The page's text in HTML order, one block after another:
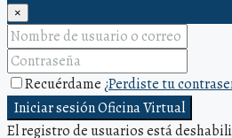
×
Recuérdame¿Perdiste tu
Iniciar sesión Oficina Virtual
El registro de usuarios está